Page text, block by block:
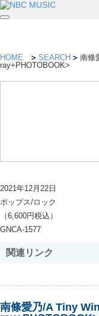
HOME SEARCH
南條
ray+PHOTOBOOK>
2021年12月22日
ポップス/ロック
（6,600円税込）
GNCA-1577
関連リンク
南條愛乃/A Tiny